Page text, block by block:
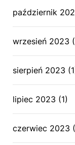
październik
wrzesień 2023
sierpień 2023
lipiec 2023 (1)
czerwiec 2023